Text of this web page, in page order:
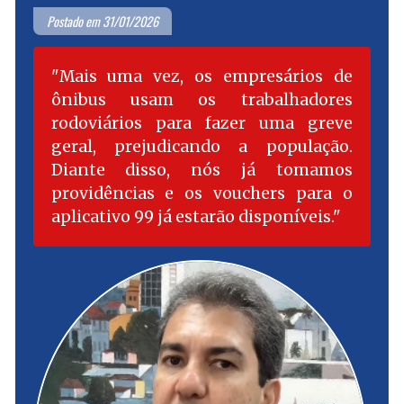
Postado em 31/01/2026
Mais uma vez, os empresários de
ônibus usam os trabalhadores
rodoviários para fazer uma greve
geral, prejudicando a população.
Diante disso, nós já tomamos
providências e os vouchers para o
aplicativo 99 já estarão disponíveis.